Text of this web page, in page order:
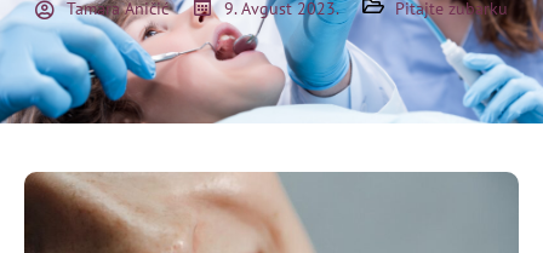
Tamara Aničić 9. Avgust 2023. Pitajte zubarku